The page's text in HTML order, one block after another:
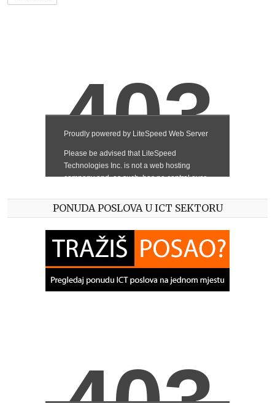
PONUDA POSLOVA U ICT SEKTORU